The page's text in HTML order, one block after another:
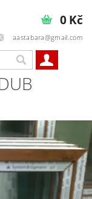
aastabara@gmail.com
0 Kč